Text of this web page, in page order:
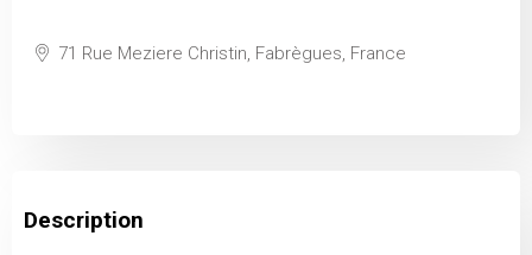
71 Rue Meziere Christin, Fabrègues, France
Description